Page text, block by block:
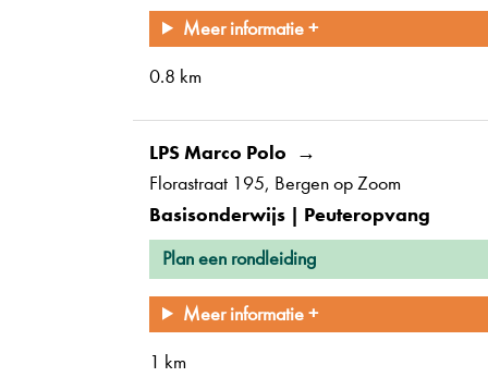
Meer informatie +
0.8 km
LPS Marco Polo
Florastraat 195 Bergen op Zoom
Basisonderwijs | Peuteropvang
Plan een rondleiding
Meer informatie +
1 km